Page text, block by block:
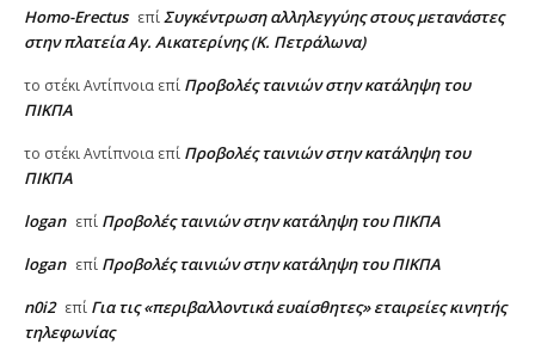
Homo-Erectus επίΣυγκέντρωση αλληλεγγύης στους μετανάστες
στην πλατεία Αγ. Αικατερίνης (Κ. Πετράλωνα)
το στέκι Αντίπνοια επί Προβολές ταινιών στην κατάληψη του
ΠΙΚΠΑ
το στέκι Αντίπνοια επί Προβολές ταινιών στην κατάληψη του
ΠΙΚΠΑ
logan επί Προβολές ταινιών στην κατάληψη του ΠΙΚΠΑ
logan επί Προβολές ταινιών στην κατάληψη του ΠΙΚΠΑ
n0i2 επί Για τις «περιβαλλοντικά ευαίσθητες» εταιρείες κινητής
τηλεφωνίας